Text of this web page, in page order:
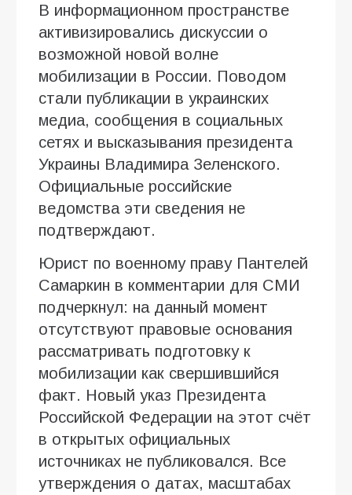
В информационном пространстве
активизировались дискуссии о
возможной новой волне
мобилизации в России. Поводом
стали публикации в украинских
медиа, сообщения в социальных
сетях и высказывания президента
Украины Владимира Зеленского.
Официальные российские
ведомства эти сведения не
подтверждают.
Юрист по военному праву Пантелей
Самаркин в комментарии для СМИ
подчеркнул: на данный момент
отсутствуют правовые основания
рассматривать подготовку к
мобилизации как свершившийся
факт. Новый указ Президента
Российской Федерации на этот счёт
в открытых официальных
источниках не публиковался. Все
утверждения о датах, масштабах